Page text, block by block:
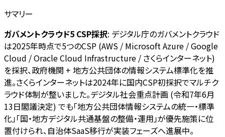
サマリー
ガバメントクラウド5 CSP採択: デジタル庁のガバメントクラウド
は2025年時点で5つのCSP (AWS / Microsoft Azure / Google
Cloud / Oracle Cloud Infrastructure / さくらインターネット)
を採択、政府機関 + 地方公共団体の情報システム標準化を推
進。さくらインターネットは2024年に国内CSP初採択でマルチク
ラウド体制が整いました。デジタル社会重点計画 (令和7年6月
13日閣議決定) でも「地方公共団体情報システムの統一・標準
化」「国・地方デジタル共通基盤の整備・運用」が優先施策に位
置付けられ、自治体SaaS移行が実装フェーズへ進展中。